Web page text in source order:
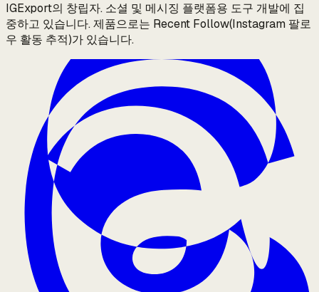
IGExport의 창립자. 소셜 및 메시징 플랫폼용 도구 개발에 집
중하고 있습니다. 제품으로는 Recent Follow(Instagram 팔로
우 활동 추적)가 있습니다.